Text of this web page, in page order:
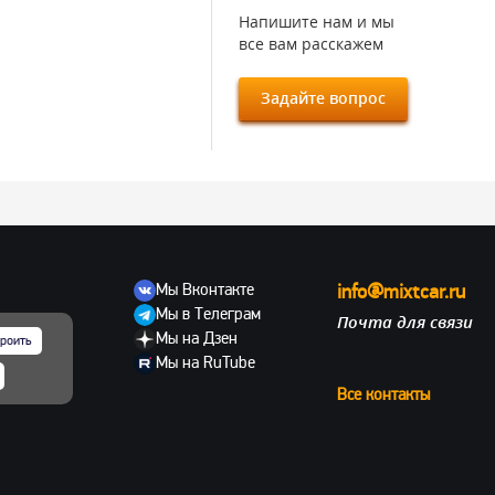
Напишите нам и мы
все вам расскажем
Задайте вопрос
Мы Вконтакте
Мы в Телеграм
Мы на Дзен
Мы на RuTube
info@mixtcar.ru
Почта для связи
Все контакты